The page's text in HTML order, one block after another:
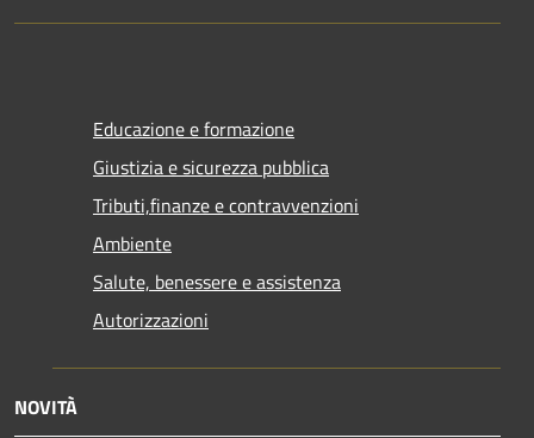
Educazione e formazione
Giustizia e sicurezza pubblica
Tributi,finanze e contravvenzioni
Ambiente
Salute, benessere e assistenza
Autorizzazioni
NOVITÀ